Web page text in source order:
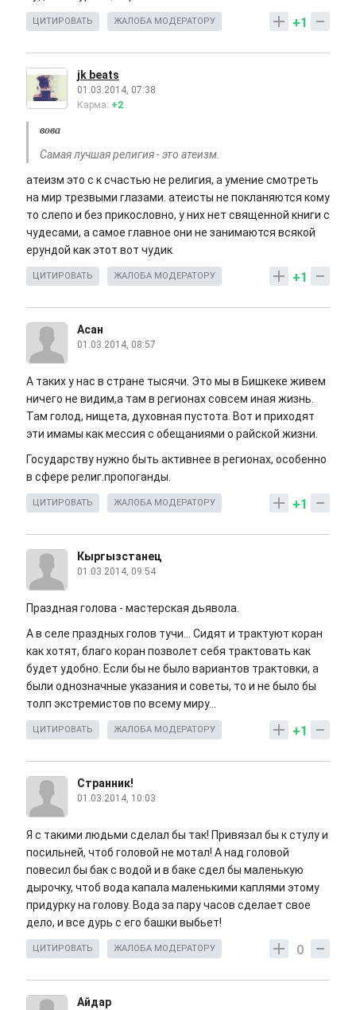
+1
ЦИТИРОВАТЬ ЖАЛОБА МОДЕРАТОРУ
jk beats
01.03.2014, 07:38
Карма: +2
вова
Самая лучшая религия - это атеизм.
атеизм это с к счастью не религия, а умение смотреть
на мир трезвыми глазами. атеисты не покланяются кому
то слепо и без прикословно, у них нет священной книги с
чудесами, а самое главное они не занимаются всякой
ерундой как этот вот чудик
+1
ЦИТИРОВАТЬ ЖАЛОБА МОДЕРАТОРУ
Асан
01.03.2014, 08:57
А таких у нас в стране тысячи. Это мы в Бишкеке живем
ничего не видим,а там в регионах совсем иная жизнь.
Там голод, нищета, духовная пустота. Вот и приходят
эти имамы как мессия с обещаниями о райской жизни.
Государству нужно быть активнее в регионах, особенно
в сфере религ.пропоганды.
+1
ЦИТИРОВАТЬ ЖАЛОБА МОДЕРАТОРУ
Кыргызстанец
01.03.2014, 09:54
Праздная голова - мастерская дьявола.
А в селе праздных голов тучи... Сидят и трактуют коран
как хотят, благо коран позволет себя трактовать как
будет удобно. Если бы не было вариантов трактовки, а
были однозначные указания и советы, то и не было бы
толп экстремистов по всему миру...
+1
ЦИТИРОВАТЬ ЖАЛОБА МОДЕРАТОРУ
Странник!
01.03.2014, 10:03
Я с такими людьми сделал бы так! Привязал бы к стулу и
посильней, чтоб головой не мотал! А над головой
повесил бы бак с водой и в баке сдел бы маленькую
дырочку, чтоб вода капала маленькими каплями этому
придурку на голову. Вода за пару часов сделает свое
дело, и все дурь с его башки выбьет!
0
ЦИТИРОВАТЬ ЖАЛОБА МОДЕРАТОРУ
Айдар